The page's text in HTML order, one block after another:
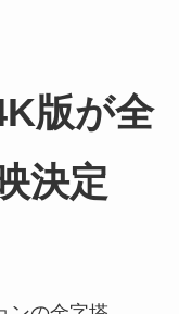
版が全
決定